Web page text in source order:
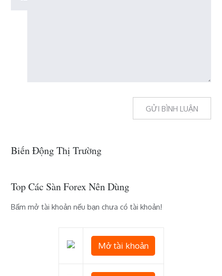
Biến Động Thị Trường
Top Các Sàn Forex Nên Dùng
Bấm mở tài khoản nếu bạn chưa có tài khoản!
Mở tài khoản